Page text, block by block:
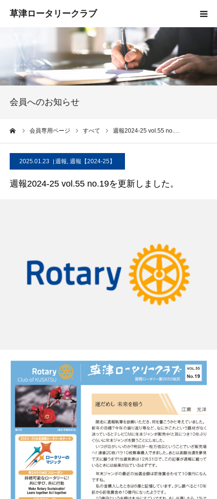
会員へのお知らせ
会員専用ページ すべて 週報2024-25 vol.55 no.…
2025.01.23 週報, 週報【2024-25】
週報2024-25 vol.55 no.19を更新しました。
クラブ概要
入会案内
活動報告
お問い合わせ